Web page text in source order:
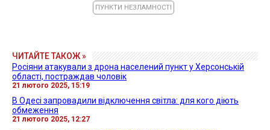
ПУНКТИ НЕЗЛАМНОСТІ
ЧИТАЙТЕ ТАКОЖ »
Росіяни атакували з дрона населений пункт у Херсонській
області, постраждав чоловік
21 лютого 2025, 15:19
В Одесі запровадили відключення світла: для кого діють
обмеження
21 лютого 2025, 12:27